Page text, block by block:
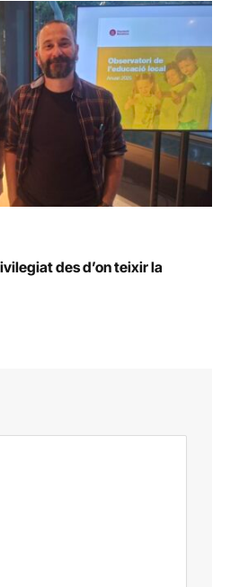
des d’on teixir la